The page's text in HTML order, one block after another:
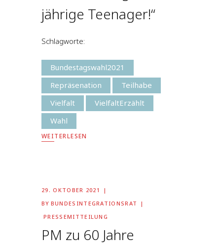
jährige Teenager!“
Schlagworte:
Bundestagswahl2021
Repräsenation
Teilhabe
Vielfalt
VielfaltErzählt
Wahl
WEITERLESEN
29. OKTOBER 2021
BY BUNDESINTEGRATIONSRAT
PRESSEMITTEILUNG
PM zu 60 Jahre